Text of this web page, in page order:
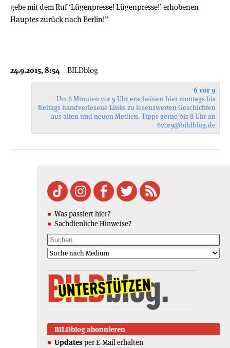
gebe mit dem Ruf ‘Lügenpresse! Lügenpresse!’ erhobenen
Hauptes zurück nach Berlin!”
24.9.2015, 8:54 BILDblog
6 vor 9
Um 6 Minuten vor 9 Uhr erscheinen hier montags bis
freitags handverlesene Links zu lesenswerten Geschichten
aus alten und neuen Medien. Tipps gerne bis 8 Uhr an
6vor9@bildblog.de
Was passiert hier?
Sachdienliche Hinweise?
BILDblog abonnieren
Updates per E-Mail erhalten